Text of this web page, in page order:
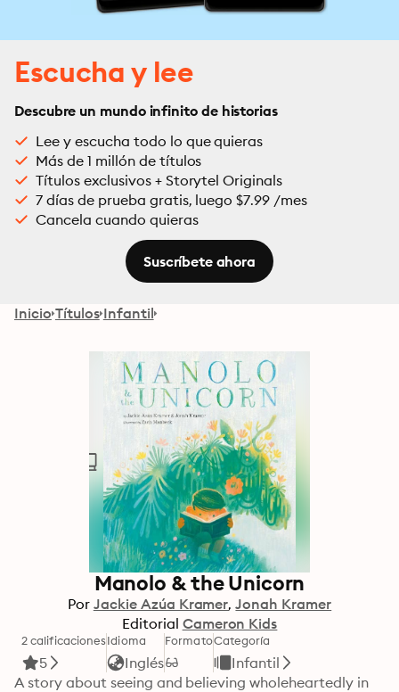
Escucha y lee
Descubre un mundo infinito de historias
Lee y escucha todo lo que quieras
Más de 1 millón de títulos
Títulos exclusivos + Storytel Originals
7 días de prueba gratis, luego $7.99 /mes
Cancela cuando quieras
Suscríbete ahora
Inicio Títulos Infantil
Manolo & the Unicorn
Por Jackie Azúa Kramer Jonah Kramer
Editorial Cameron Kids
2 calificaciones
5
Idioma
Inglés
FormatoCategoría
Infantil
A story about seeing and believing wholeheartedly in